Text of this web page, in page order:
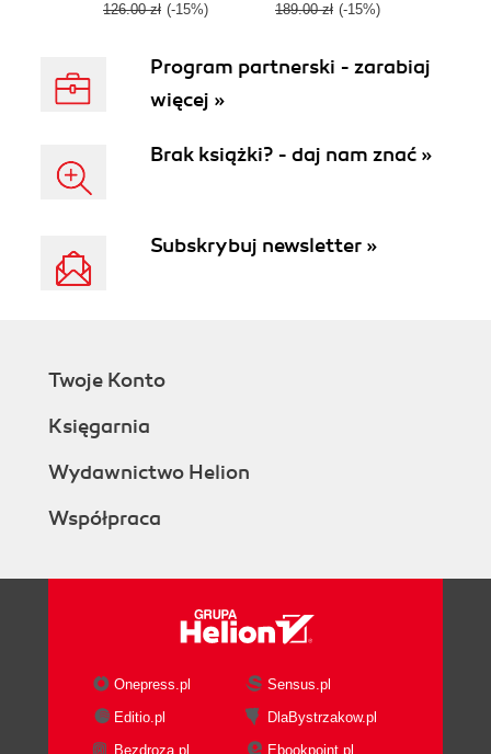
126.00 zł (-15%) 189.00 zł (-15%)
Program partnerski - zarabiaj
więcej »
Brak książki? - daj nam znać »
Subskrybuj newsletter »
Twoje Konto
Księgarnia
Wydawnictwo Helion
Współpraca
Onepress.pl
Sensus.pl
Editio.pl
DlaBystrzakow.pl
Bezdroza.pl
Ebookpoint.pl